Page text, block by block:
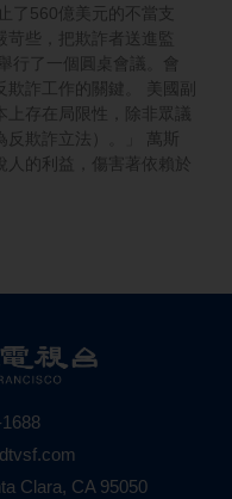
了560億美元的不當支
些，把欺詐者送進監
行了一個圓桌會議。會
欺詐工作的關鍵。 美國副
存在局限性，除非眾議
反欺詐立法）。」 萬斯
人的利益，傷害著依賴於
Clara, CA 95050